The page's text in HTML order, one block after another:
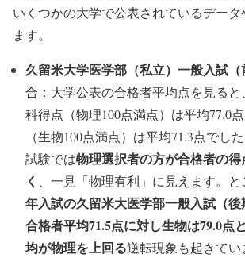
いくつかの大学で公表されているデー
ます。
久留米大学医学部（私立）一般入試（
合：大学公表の合格者平均点を見る
科得点（物理100点満点）は平均77.0
（生物100点満点）は平均71.3点でし
試験では物理選択者の方が合格者の
く
、一見「物理有利」に見えます。と
年入試の久留米大医学部一般入試（
合格者平均71.5点に対し生物は79.0点
均が物理を上回る逆転現象も起きてい